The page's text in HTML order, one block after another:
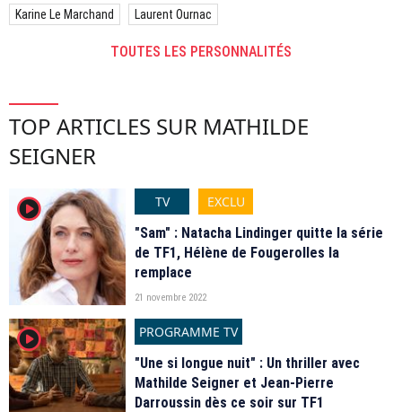
Karine Le Marchand Laurent Ournac
TOUTES LES PERSONNALITÉS
TOP ARTICLES SUR MATHILDE
SEIGNER
player2 TV
EXCLU
"Sam" : Natacha Lindinger quitte la série
de TF1, Hélène de Fougerolles la
remplace
21 novembre 2022
player2
PROGRAMME TV
"Une si longue nuit" : Un thriller avec
Mathilde Seigner et Jean-Pierre
Darroussin dès ce soir sur TF1